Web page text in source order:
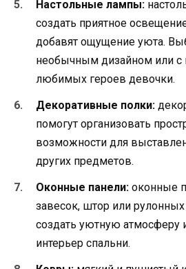
Настольные лампы:
создать приятное
добавят ощущение уюта.
необычным дизайном или с
любимых героев девочки.
Декоративные полки:
помогут организовать
возможности для
других предметов.
Оконные панели: оконные
завесок, штор или
создать уютную атмосферу
интерьер спальни.